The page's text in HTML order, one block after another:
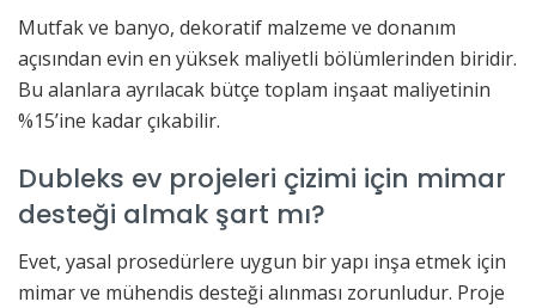
Mutfak ve banyo, dekoratif malzeme ve donanım
açısından evin en yüksek maliyetli bölümlerinden biridir.
Bu alanlara ayrılacak bütçe toplam inşaat maliyetinin
%15’ine kadar çıkabilir.
Dubleks ev projeleri çizimi için mimar
desteği almak şart mı?
Evet, yasal prosedürlere uygun bir yapı inşa etmek için
mimar ve mühendis desteği alınması zorunludur. Proje